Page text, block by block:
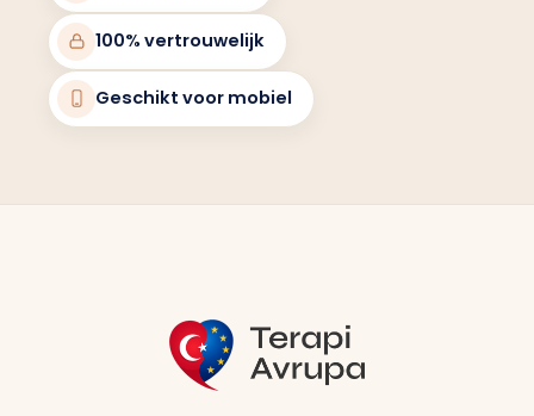
100% vertrouwelijk
Geschikt voor mobiel